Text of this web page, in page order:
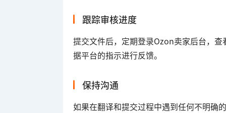
跟踪审核进度
提交文件后，定期登录Ozon卖家后台，
据平台的指示进行反馈。
保持沟通
如果在翻译和提交过程中遇到任何不明确